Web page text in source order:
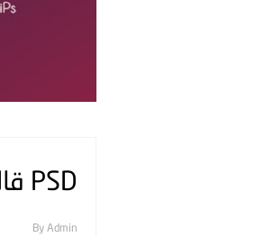
PSD قالب موقع شخصي
By Admin